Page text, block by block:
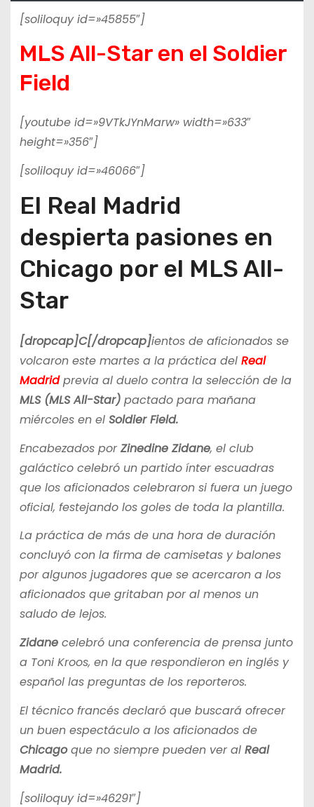
[soliloquy id=»45855″]
MLS All-Star en el Soldier
Field
[youtube id=»9VTkJYnMarw» width=»633″
height=»356″]
[soliloquy id=»46066″]
El Real Madrid
despierta pasiones en
Chicago por el MLS All-
Star
[dropcap]C[/dropcap]ientos de aficionados se
volcaron este martes a la práctica del Real
Madridprevia al duelo contra la selección de la
MLS (MLS All-Star)pactado para mañana
miércoles en el Soldier Field.
Encabezados porZinedine Zidane, el club
galáctico celebró un partido ínter escuadras
que los aficionados celebraron si fuera un juego
oficial, festejando los goles de toda la plantilla.
La práctica de más de una hora de duración
concluyó con la firma de camisetas y balones
por algunos jugadores que se acercaron a los
aficionados que gritaban por al menos un
saludo de lejos.
Zidanecelebró una conferencia de prensa junto
a Toni Kroos, en la que respondieron en inglés y
español las preguntas de los reporteros.
El técnico francés declaró que buscará ofrecer
un buen espectáculo a los aficionados de
Chicagoque no siempre pueden ver al Real
Madrid.
[soliloquy id=»46291″]